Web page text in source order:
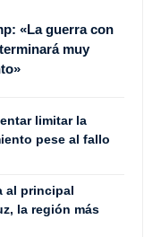
«La guerra con
muy
limitar la
pese al fallo
al principal
la región más